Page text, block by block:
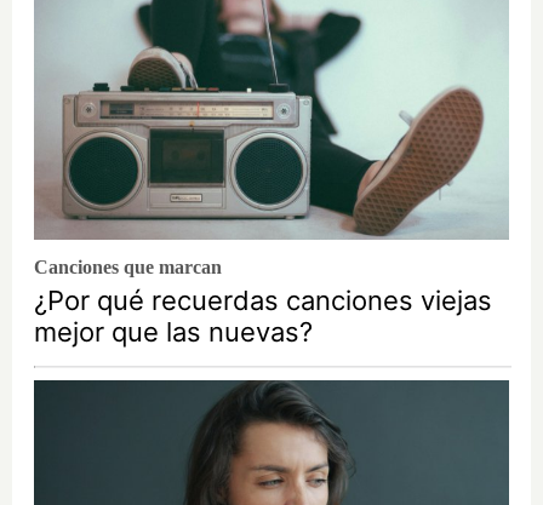
Canciones que marcan
¿Por qué recuerdas canciones viejas
mejor que las nuevas?